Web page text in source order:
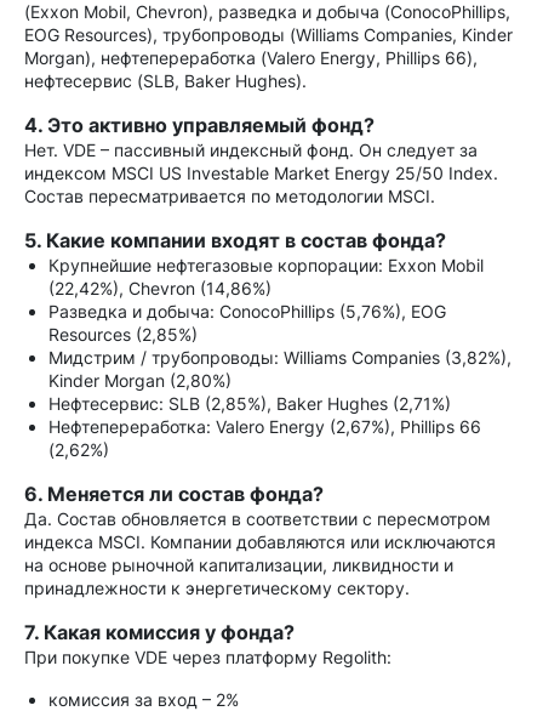
(Exxon Mobil, Chevron), разведка и добыча (ConocoPhillips,
EOG Resources), трубопроводы (Williams Companies, Kinder
Morgan), нефтепереработка (Valero Energy, Phillips 66),
нефтесервис (SLB, Baker Hughes).
4. Это активно управляемый фонд?
Нет. VDE – пассивный индексный фонд. Он следует за
индексом MSCI US Investable Market Energy 25/50 Index.
Состав пересматривается по методологии MSCI.
5. Какие компании входят в состав фонда?
Крупнейшие нефтегазовые корпорации: Exxon Mobil
(22,42%), Chevron (14,86%)
Разведка и добыча: ConocoPhillips (5,76%), EOG
Resources (2,85%)
Мидстрим / трубопроводы: Williams Companies (3,82%),
Kinder Morgan (2,80%)
Нефтесервис: SLB (2,85%), Baker Hughes (2,71%)
Нефтепереработка: Valero Energy (2,67%), Phillips 66
(2,62%)
6. Меняется ли состав фонда?
Да. Состав обновляется в соответствии с пересмотром
индекса MSCI. Компании добавляются или исключаются
на основе рыночной капитализации, ликвидности и
принадлежности к энергетическому сектору.
7. Какая комиссия у фонда?
При покупке VDE через платформу Regolith:
комиссия за вход – 2%